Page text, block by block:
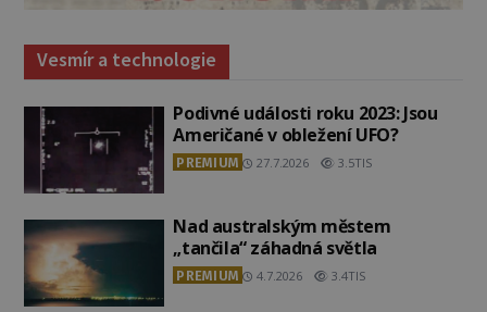
Vesmír a technologie
Podivné události roku 2023: Jsou
Američané v obležení UFO?
PREMIUM 27.7.2026 3.5TIS
Nad australským městem
„tančila“ záhadná světla
PREMIUM 4.7.2026 3.4TIS